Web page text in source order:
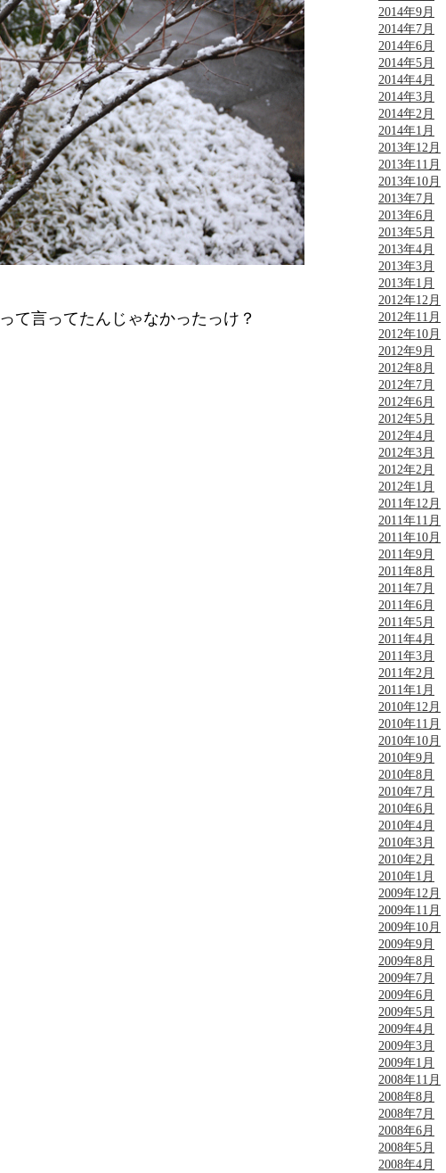
て言ってたんじゃなかったっけ？
2014年9月
2014年7月
2014年6月
2014年5月
2014年4月
2014年3月
2014年2月
2014年1月
2013年12月
2013年11月
2013年10月
2013年7月
2013年6月
2013年5月
2013年4月
2013年3月
2013年1月
2012年12月
2012年11月
2012年10月
2012年9月
2012年8月
2012年7月
2012年6月
2012年5月
2012年4月
2012年3月
2012年2月
2012年1月
2011年12月
2011年11月
2011年10月
2011年9月
2011年8月
2011年7月
2011年6月
2011年5月
2011年4月
2011年3月
2011年2月
2011年1月
2010年12月
2010年11月
2010年10月
2010年9月
2010年8月
2010年7月
2010年6月
2010年4月
2010年3月
2010年2月
2010年1月
2009年12月
2009年11月
2009年10月
2009年9月
2009年8月
2009年7月
2009年6月
2009年5月
2009年4月
2009年3月
2009年1月
2008年11月
2008年8月
2008年7月
2008年6月
2008年5月
2008年4月